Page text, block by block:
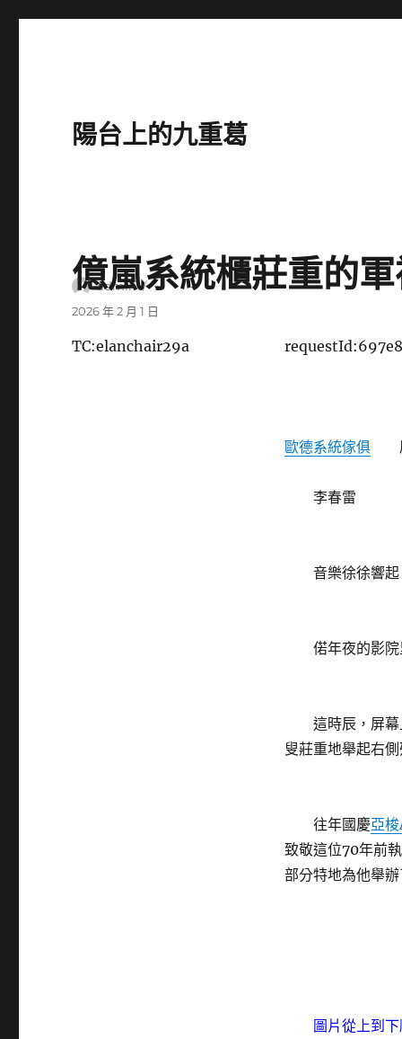
陽台上的九重葛
億嵐系統櫃莊重的軍
歐德系統傢俱原
李春雷
音樂徐徐響起
偌年夜的影院
這時辰，屏幕
叟莊重地舉起右
往年國慶亞
致敬這位70年前
部分特地為他舉辦
圖片從上到下
TC:elanchair29a
作
者
admin
發
日
2026 年 2 月 1 日